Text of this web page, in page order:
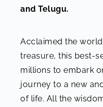
and Telugu.
Acclaimed the
treasure, this best-
millions to embark
journey to a new
of life. All the